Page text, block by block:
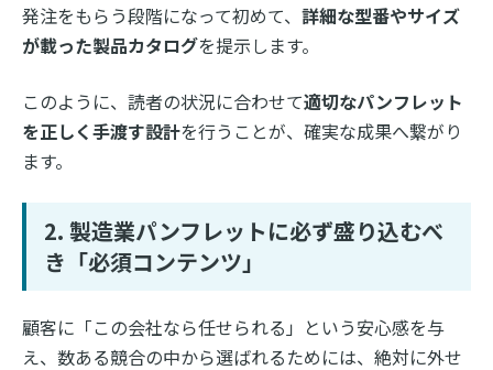
発注をもらう段階になって初めて、 詳細な型番やサイズ
が載った製品カタログを提示します。
このように、読者の状況に合わせて適切なパンフレット
を正しく手渡す設計を行うことが、確実な成果へ繋がり
ます。
2. 製造業パンフレットに必ず盛り込むべ
き「必須コンテンツ」
顧客に「この会社なら任せられる」という安心感を与
え、数ある競合の中から選ばれるためには、絶対に外せ